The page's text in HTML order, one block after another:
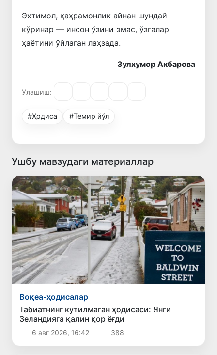
Эҳтимол, қаҳрамонлик айнан шундай
кўринар — инсон ўзини эмас, ўзгалар
ҳаётини ўйлаган лаҳзада.
Зулхумор Акбарова
Улашиш:
#Ҳодиса #Темир йўл
Ушбу мавзудаги материаллар
Воқеа-ҳодисалар
Табиатнинг кутилмаган ҳодисаси: Янги
Зеландияга қалин қор ёғди
6 авг 2026, 16:42 388